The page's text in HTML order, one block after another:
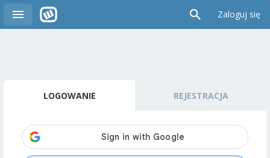
Zaloguj się
LOGOWANIE REJESTRACJA